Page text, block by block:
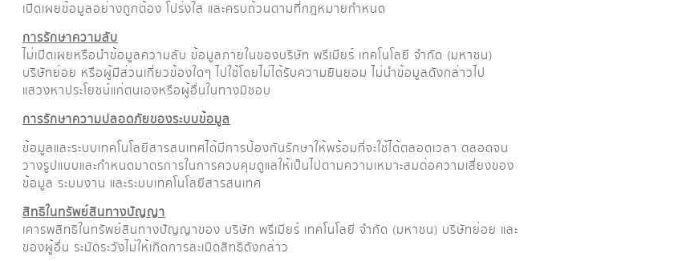
เปิดเผยข้อมูลอย่างถูกต้อง โปร่งใส และครบถ้วนตามที่กฎหมายกำหนด
การรักษาความลับ
ไม่เปิดเผยหรือนำข้อมูลความลับ ข้อมูลภายในของบริษัท พรีเมียร์ เทคโนโลยี จำกัด (มหาชน)
บริษัทย่อย หรือผู้มีส่วนเกี่ยวข้องใดๆ ไปใช้โดยไม่ได้รับความยินยอม ไม่นำข้อมูลดังกล่าวไป
แสวงหาประโยชน์แก่ตนเองหรือผู้อื่นในทางมิชอบ
การรักษาความปลอดภัยของระบบข้อมูล
ข้อมูลและระบบเทคโนโลยีสารสนเทศได้มีการป้องกันรักษาให้พร้อมที่จะใช้ได้ตลอดเวลา ตลอดจน
วางรูปแบบและกำหนดมาตรการในการควบคุมดูแลให้เป็นไปตามความเหมาะสมต่อความเสี่ยงของ
ข้อมูล ระบบงาน และระบบเทคโนโลยีสารสนเทศ
สิทธิในทรัพย์สินทางปัญญา
เคารพสิทธิในทรัพย์สินทางปัญญาของ บริษัท พรีเมียร์ เทคโนโลยี จำกัด (มหาชน) บริษัทย่อย และ
ของผู้อื่น ระมัดระวังไม่ให้เกิดการละเมิดสิทธิดังกล่าว